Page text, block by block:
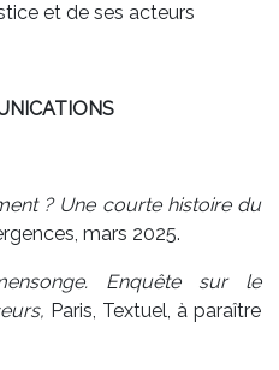
et de ses acteurs
? Une courte histoire du
mars 2025.
Enquête sur le
Paris, Textuel, à paraître